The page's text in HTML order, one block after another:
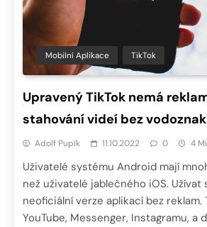
Mobilní Aplikace TikTok
Upravený TikTok nemá
stahování videí bez
Adolf Pupík 11.10.2022 0 4
Uživatelé systému Android mají
než uživatelé jablečného iOS. Užívat
neoficiální verze aplikací bez reklam.
YouTube, Messenger, Instagramu, a